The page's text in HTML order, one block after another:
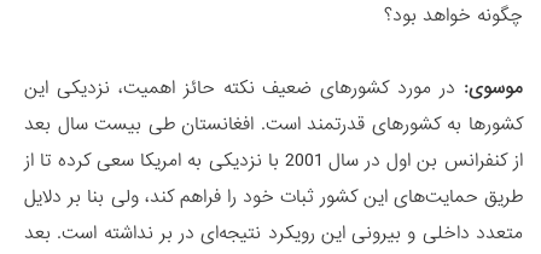
چگونه خواهد بود؟
موسوی: در مورد کشورهای ضعیف نکته حائز اهمیت، نزدیکی این
کشورها به کشورهای قدرتمند است. افغانستان طی بیست سال بعد
از کنفرانس بن اول در سال 2001 با نزدیکی به امریکا سعی کرده تا از
طریق حمایت‌های این کشور ثبات خود را فراهم کند، ولی بنا بر دلایل
متعدد داخلی و بیرونی این رویکرد نتیجه‌ای در بر نداشته است. بعد